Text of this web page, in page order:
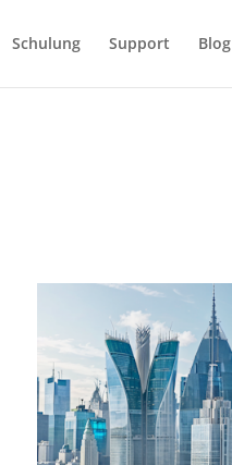
Schulung Support Blog